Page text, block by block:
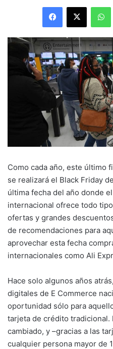
Facebook
X
Como cada año, este último
se realizará el Black Friday
última fecha del año donde
internacional ofrece todo
ofertas y grandes
de recomendaciones para
aprovechar esta fecha
internacionales como Ali
Hace solo algunos años
digitales de E Commerce
oportunidad sólo para
tarjeta de crédito tradicional.
cambiado, y –gracias a las
cualquier persona mayor de